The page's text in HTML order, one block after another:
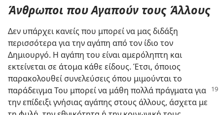
Άνθρωποι που Αγαπούν τους Άλλους
Δεν υπάρχει κανείς που μπορεί να μας διδάξη
περισσότερα για την αγάπη από τον ίδιο τον
Δημιουργό. Η αγάπη του είναι αμερόληπτη και
εκτείνεται σε άτομα κάθε είδους. Έτσι, όποιος
παρακολουθεί συνελεύσεις όπου μιμούνται το
παράδειγμα Του μπορεί να μάθη πολλά πράγματαγια
την επίδειξι γνήσιας αγάπης στους άλλους, άσχετα με